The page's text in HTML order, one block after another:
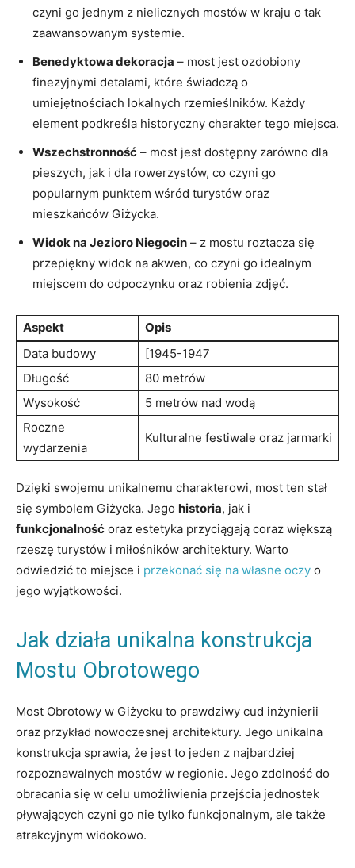
czyni go jednym z nielicznych mostów w kraju o tak
zaawansowanym systemie.
Benedyktowa dekoracja – most jest ozdobiony
finezyjnymi ‌detalami,‍ które świadczą o
umiejętnościach ⁢lokalnych rzemieślników. Każdy
element podkreśla historyczny ​charakter tego​ miejsca.
Wszechstronność – most jest dostępny zarówno dla
pieszych, jak i dla rowerzystów, co czyni ⁣go
popularnym⁤ punktem wśród turystów⁤ oraz
mieszkańców Giżycka.
Widok na Jezioro⁢ Niegocin – z mostu roztacza⁣ się ​
przepiękny widok na akwen, co czyni⁤ go idealnym‌
miejscem do⁣ odpoczynku oraz robienia zdjęć.
Aspekt
Opis
Data budowy
[1945-1947
Długość
80 metrów
Wysokość
5 metrów nad​ wodą
Roczne
wydarzenia
Kulturalne festiwale oraz jarmarki
Dzięki⁣ swojemu unikalnemu charakterowi, most ten stał
‌się symbolem Giżycka. Jego historia, jak i
funkcjonalność oraz estetyka przyciągają coraz większą
rzeszę‍ turystów i miłośników⁣ architektury.⁣ Warto
‌odwiedzić to miejsce i przekonać się na własne oczy o
jego wyjątkowości.
Jak ‍działa⁢ unikalna‍ konstrukcja
Mostu⁣ Obrotowego
Most Obrotowy w Giżycku to prawdziwy cud inżynierii
oraz przykład ⁣nowoczesnej‌ architektury. Jego unikalna
konstrukcja ⁢sprawia, że ​jest to jeden ⁢z​ najbardziej
rozpoznawalnych mostów w regionie. Jego zdolność do
obracania się⁤ w celu umożliwienia‌ przejścia ‌jednostek
pływających​ czyni go nie tylko‌ funkcjonalnym, ale ⁢także
atrakcyjnym widokowo.